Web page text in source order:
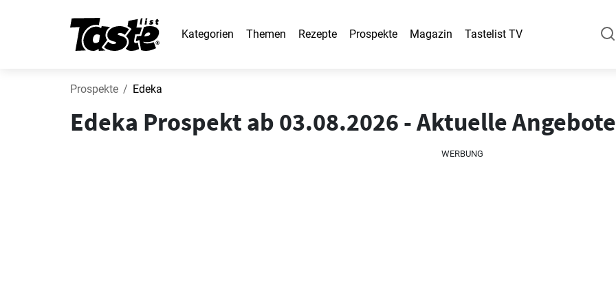
Kategorien Themen Rezepte Prospekte Magazin Tastelist TV
Prospekte Edeka
Edeka Prospekt ab 03.08.2026 - Aktuelle Angebote
WERBUNG